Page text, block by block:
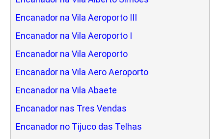
Encanador na Vila Aeroporto III
Encanador na Vila Aeroporto I
Encanador na Vila Aeroporto
Encanador na Vila Aero Aeroporto
Encanador na Vila Abaete
Encanador nas Tres Vendas
Encanador no Tijuco das Telhas